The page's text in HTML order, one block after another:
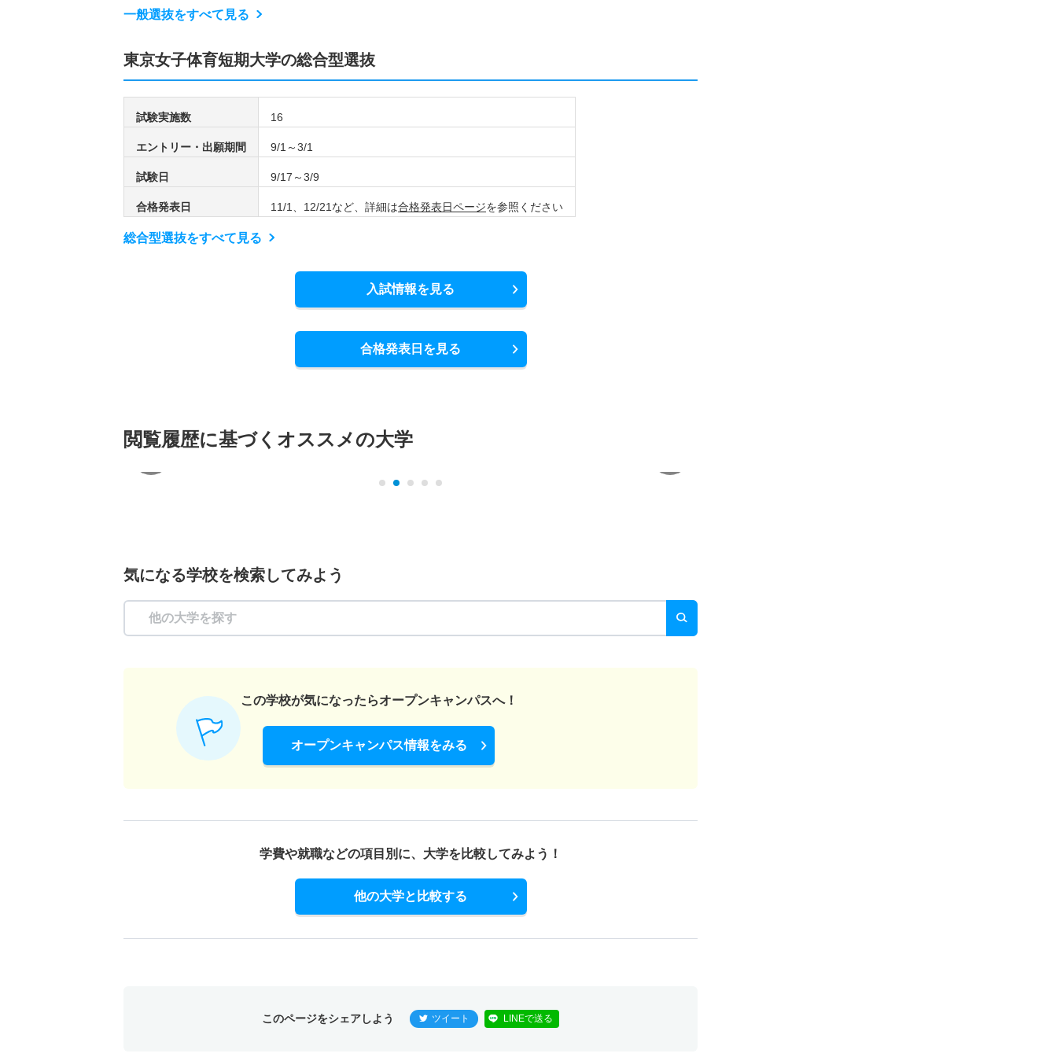
一般選抜をすべて見る
東京女子体育短期大学の総合型選抜
試験実施数 16
エントリー・出願期間 9/1～3/1
試験日 9/17～3/9
合格発表日 11/1、12/21など、詳細は合格発表日ページを参照ください
総合型選抜をすべて見る
入試情報を見る
合格発表日を見る
閲覧履歴に基づく オススメの大学
気になる学校を検索してみよう
この学校が気になったらオープンキャンパスへ！
オープンキャンパス情報をみる
学費や就職などの項目別に、 大学を比較してみよう！
他の大学と比較する
このページをシェアしよう ツイート LINEで送る